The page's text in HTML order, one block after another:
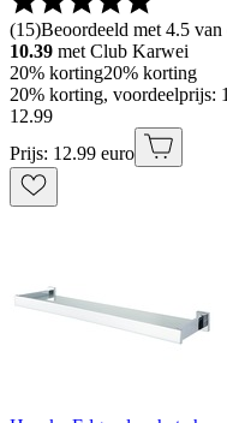
(15)Beoordeeld met 4.5
10.39 met Club Karwei
20% korting20% korting
20% korting, voordeelprijs:
12.99
Prijs: 12.99 euro